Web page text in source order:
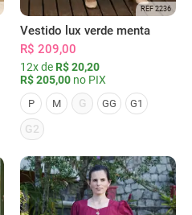
REF 2236
Vestido lux verde menta
R$ 209,00
12x de R$ 20,20
R$ 205,00 no PIX
P M G GG G1
G2